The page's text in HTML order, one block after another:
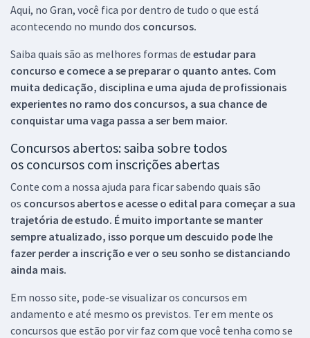
Aqui, no Gran, você fica por dentro de tudo o que está
acontecendo no mundo dos concursos.
Saiba quais são as melhores formas de estudar para
concurso e comece a se preparar o quanto antes. Com
muita dedicação, disciplina e uma ajuda de profissionais
experientes no ramo dos concursos, a sua chance de
conquistar uma vaga passa a ser bem maior.
Concursos abertos: saiba sobre todos
os concursos com inscrições abertas
Conte com a nossa ajuda para ficar sabendo quais são
os concursos abertos e acesse o edital para começar a sua
trajetória de estudo. É muito importante se manter
sempre atualizado, isso porque um descuido pode lhe
fazer perder a inscrição e ver o seu sonho se distanciando
ainda mais.
Em nosso site, pode-se visualizar os concursos em
andamento e até mesmo os previstos. Ter em mente os
concursos que estão por vir faz com que você tenha como se